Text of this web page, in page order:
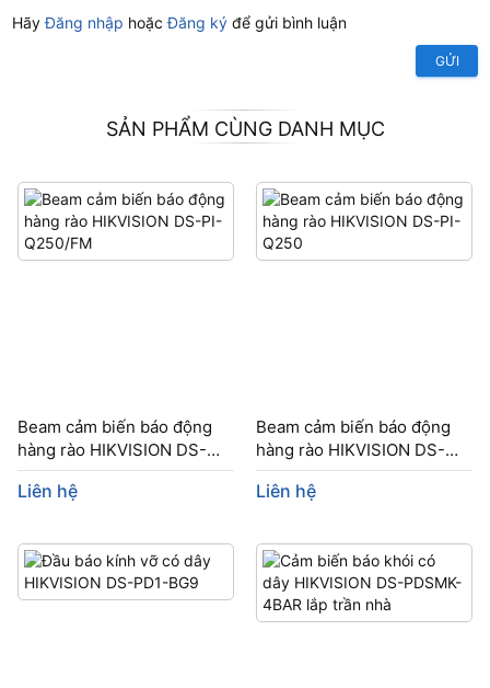
HãyĐăng nhập hoặcĐăng ký để gửi bình luận
GỬI
SẢN PHẨM CÙNG DANH MỤC
Beam cảm biến báo động
hàng rào HIKVISION DS-
PI-Q250/FM
Liên hệ
Beam cảm biến báo động
hàng rào HIKVISION DS-
PI-Q250
Liên hệ